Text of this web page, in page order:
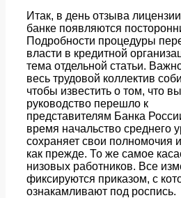
Итак, в день отзыва
банке появляются
Подробности процедуры
власти в кредитной
тема отдельной статьи.
весь трудовой коллектив
чтобы известить о том, что
руководство перешло к
представителям Банка
время начальство среднего
сохраняет свои полномочия
как прежде. То же самое
низовых работников. Все
фиксируются приказом, с
ознакамливают под роспись.